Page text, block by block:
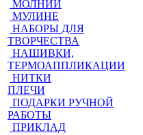
МОЛНИИ
МУЛИНЕ
НАБОРЫ ДЛЯ
ТВОРЧЕСТВА
НАШИВКИ,
ТЕРМОАППЛИКАЦИИ
НИТКИ
ПЛЕЧИ
ПОДАРКИ РУЧНОЙ
РАБОТЫ
ПРИКЛАД